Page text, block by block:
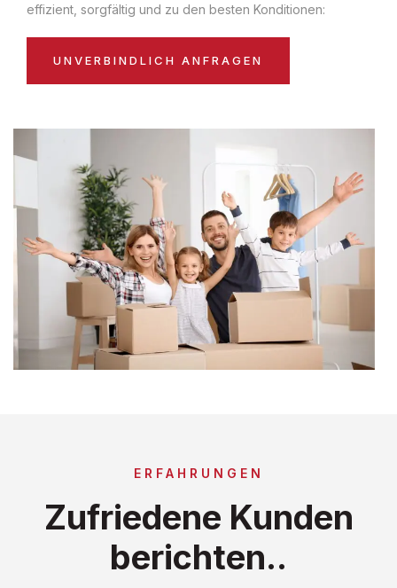
effizient, sorgfältig und zu den besten Konditionen:
UNVERBINDLICH ANFRAGEN
ERFAHRUNGEN
Zufriedene Kunden
berichten..